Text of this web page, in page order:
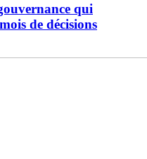
qui
de décisions